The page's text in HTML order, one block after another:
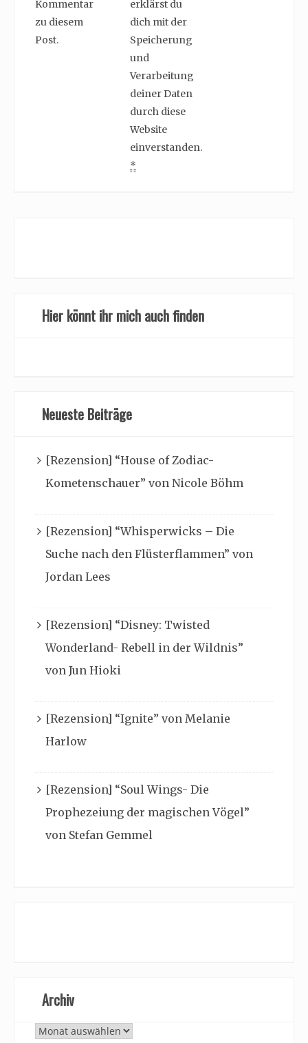
Kommentar
zu diesem
Post.
erklärst du
dich mit der
Speicherung
und
Verarbeitung
deiner Daten
durch diese
Website
einverstanden.
*
Hier könnt ihr mich auch finden
Neueste Beiträge
[Rezension] “House of Zodiac-
Kometenschauer” von Nicole Böhm
[Rezension] “Whisperwicks – Die
Suche nach den Flüsterflammen” von
Jordan Lees
[Rezension] “Disney: Twisted
Wonderland- Rebell in der Wildnis”
von Jun Hioki
[Rezension] “Ignite” von Melanie
Harlow
[Rezension] “Soul Wings- Die
Prophezeiung der magischen Vögel”
von Stefan Gemmel
Archiv
Archiv